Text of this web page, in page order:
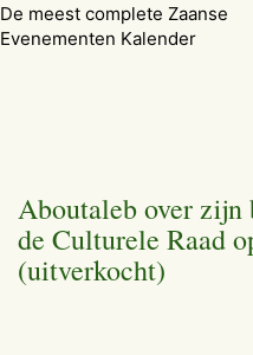
De meest complete Zaanse
Evenementen Kalender
Aboutaleb over zijn
de Culturele Raad
(uitverkocht)